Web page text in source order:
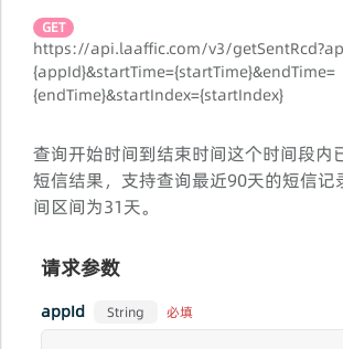
GET
https://api.laaffic.com/v3/
{appId}&startTime={startTime}&endTime=
{endTime}&startIndex={startIndex}
查询开始时间到结束时间这个时间段内
短信结果，支持查询最近90天的短信记
间区间为31天。
请求参数
appId String 必填